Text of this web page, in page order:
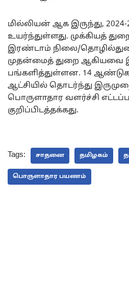
மில்லியன் ஆக இருந்து,
உயர்ந்துள்ளது. முக்கியத்
இரண்டாம் நிலை/
முதன்மைத் துறை ஆகியவை
பங்களித்துள்ளன. 14
ஆட்சியில் தொடர்ந்து
பொருளாதார வளர்ச்சி
குறிப்பிடத்தக்கது.
Tags: சாதனை தமிழகம்
பொருளாதார பயணம்